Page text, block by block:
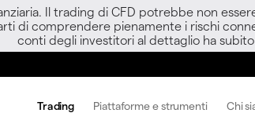
Il trading di CFD potrebbe non
di comprendere pienamente i rischi
conti degli investitori al dettaglio ha
Trading Piattaforme e strumenti Chi